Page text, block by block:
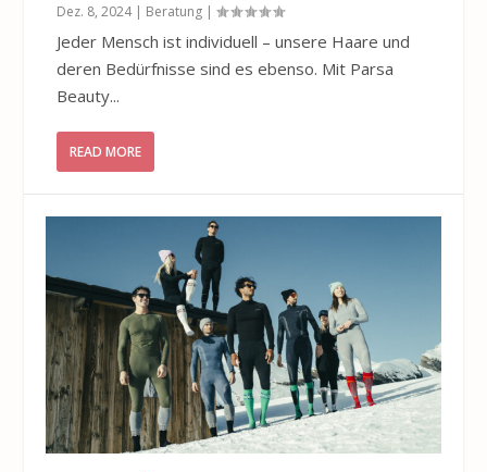
Dez. 8, 2024| Beratung |
Jeder Mensch ist individuell – unsere Haare und
deren Bedürfnisse sind es ebenso. Mit Parsa
Beauty...
READ MORE